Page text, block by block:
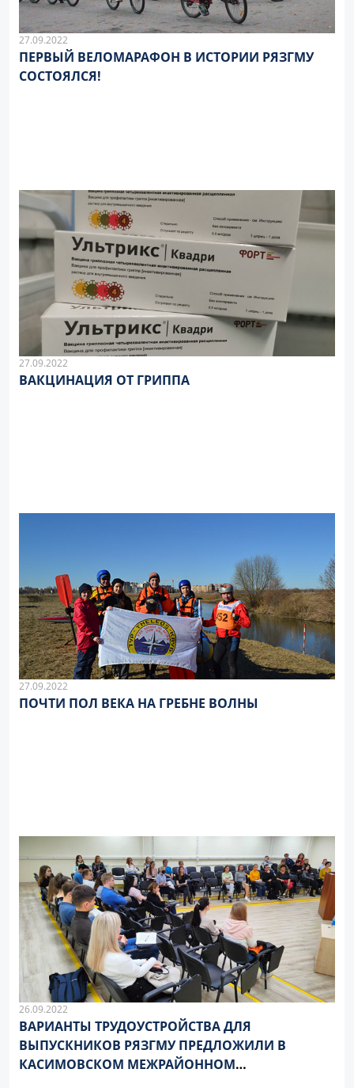
27.09.2022
ПЕРВЫЙ ВЕЛОМАРАФОН В ИСТОРИИ РЯЗГМУ
СОСТОЯЛСЯ!
27.09.2022
ВАКЦИНАЦИЯ ОТ ГРИППА
27.09.2022
ПОЧТИ ПОЛ ВЕКА НА ГРЕБНЕ ВОЛНЫ
26.09.2022
ВАРИАНТЫ ТРУДОУСТРОЙСТВА ДЛЯ
ВЫПУСКНИКОВ РЯЗГМУ ПРЕДЛОЖИЛИ В
КАСИМОВСКОМ МЕЖРАЙОННОМ